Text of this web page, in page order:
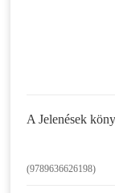
A Jelenések
(9789636626198)